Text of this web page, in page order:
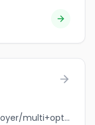
jobbank.gc.ca/browsejobs/employer/multi+options+nursing/ca